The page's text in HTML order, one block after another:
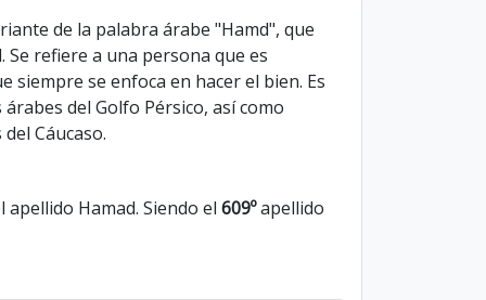
de la palabra árabe "Hamd", que
refiere a una persona que es
siempre se enfoca en hacer el bien. Es
del Golfo Pérsico, así como
Cáucaso.
Hamad. Siendo el 609ºapellido